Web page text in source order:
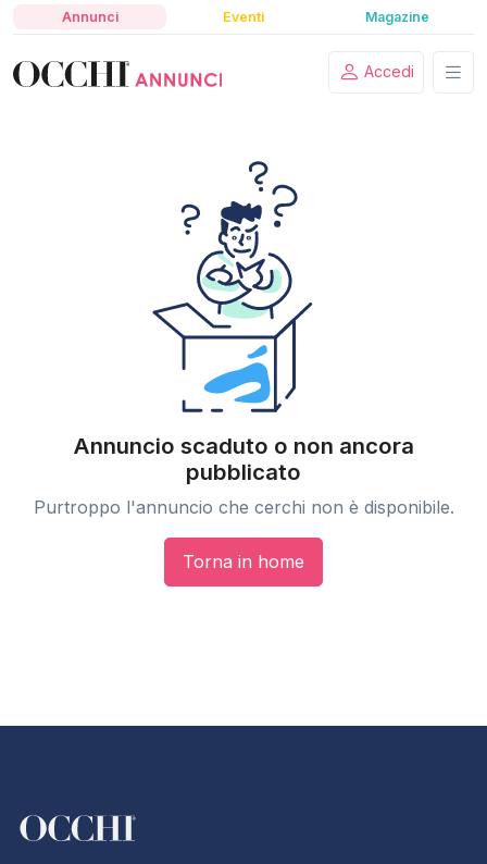
Annunci Eventi Magazine
Accedi
Annuncio scaduto o non ancora
pubblicato
Purtroppo l'annuncio che cerchi non è disponibile.
Torna in home